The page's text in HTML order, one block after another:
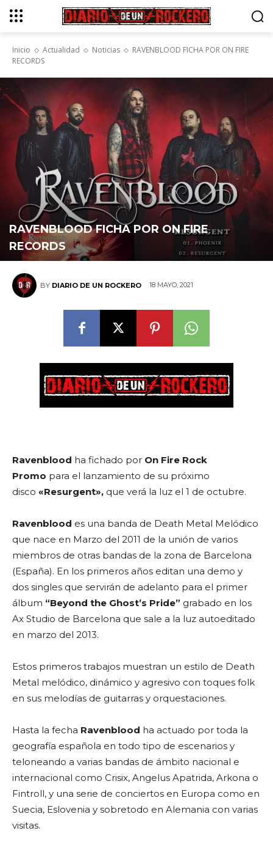
Inicio Actualidad Noticias
RAVENBLOOD FICHA POR ON FIRE
RECORDS
RAVENBLOOD FICHA POR ON FIRE
RECORDS
BY DIARIO DE UN ROCKERO 18 MAYO, 2021
Ravenblood ha fichado por On Fire Rock
Promo para el lanzamiento de su próximo
disco «Resurgent», que verá la luz el 1 de octubre.
Ravenblood es una banda de Death Metal Melódico
que nace en Marzo del 2011 de la unión de varios
miembros de otras bandas de la zona de Barcelona
(España). En los primeros años editan una demo y
dos singles que servirán de adelanto para el primer
álbum “Beyond the Ghost’s Pride” grabado en los
Ax Studio de Barcelona que sale a la luz autoeditado
en marzo del 2013.
Estos primeros trabajos muestran un estilo de Death
Metal melódico, dinámico y agresivo con toques folk
en sus melodías de guitarras y orquestaciones.
Hasta la fecha Ravenblood ha actuado por toda la
geografía española en todo tipo de escenarios y
teloneando a varias bandas de ámbito nacional e
internacional como Crisix, Angelus Apatrida, Arkona o
Fintroll, y una serie de conciertos en Europa como en
Suecia, Eslovenia y sobretodo en Alemania con varias
visitas.